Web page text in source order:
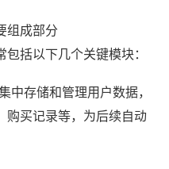
组成部分
括以下几个关键模块：
中存储和管理用户数据，
购买记录等，为后续自动